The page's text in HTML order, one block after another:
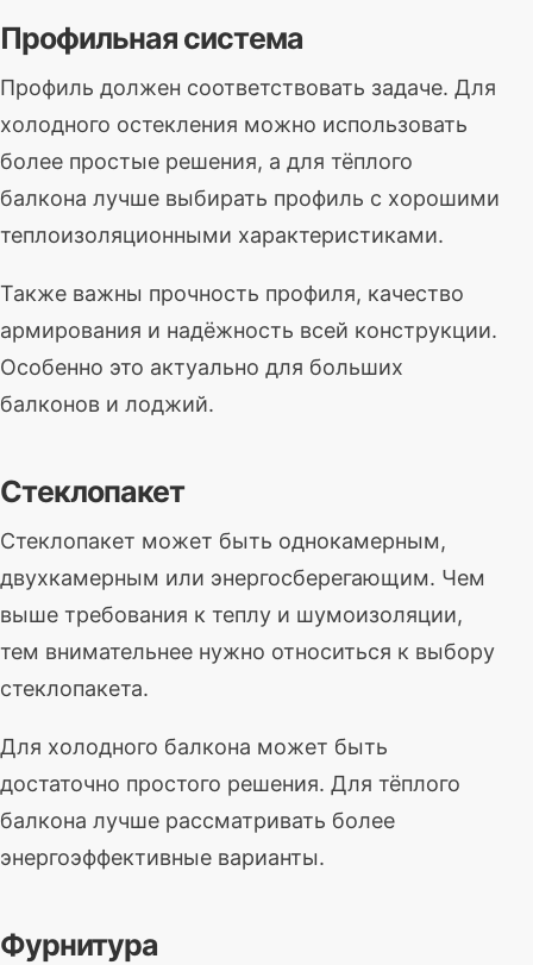
Профильная система
Профиль должен соответствовать задаче. Для
холодного остекления можно использовать
более простые решения, а для тёплого
балкона лучше выбирать профиль с хорошими
теплоизоляционными характеристиками.
Также важны прочность профиля, качество
армирования и надёжность всей конструкции.
Особенно это актуально для больших
балконов и лоджий.
Стеклопакет
Стеклопакет может быть однокамерным,
двухкамерным или энергосберегающим. Чем
выше требования к теплу и шумоизоляции,
тем внимательнее нужно относиться к выбору
стеклопакета.
Для холодного балкона может быть
достаточно простого решения. Для тёплого
балкона лучше рассматривать более
энергоэффективные варианты.
Фурнитура